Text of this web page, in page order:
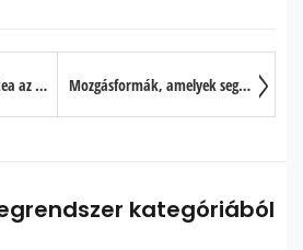
Megoldás lehet a lonc-tea az influenza vírusra? Mozgásformák, amelyek segítik a hosszútávú memóriát
kategóriából